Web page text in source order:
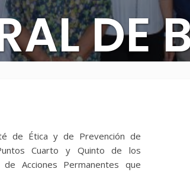
DE
hace 8 años
de Ética y de Prevención de
Cuarto y Quinto de los
Acciones Permanentes que